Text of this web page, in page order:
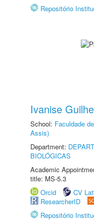
Repositório
Ivanise
School: Faculdade
Assis)
Department:
BIOLÓGICAS
Academic
title: MS-5.3
Orcid
CV
ResearcherID
Repositório